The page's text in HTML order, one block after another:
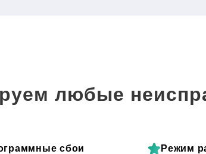
любые
сбои Режим